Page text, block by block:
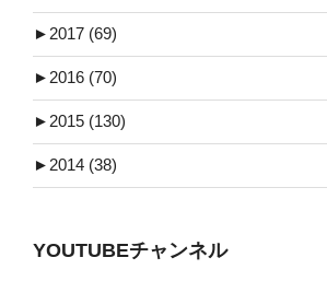
► 2017 (69)
► 2016 (70)
► 2015 (130)
► 2014 (38)
YOUTUBEチャンネル